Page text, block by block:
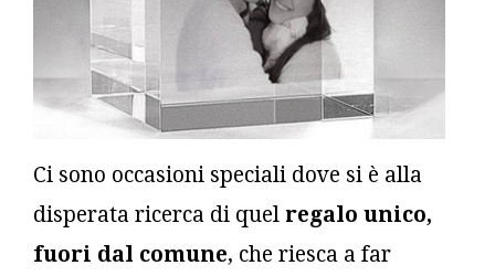
Ci sono occasioni speciali dove si è alla
disperata ricerca di quel regalo unico,
fuori dal comune, che riesca a far